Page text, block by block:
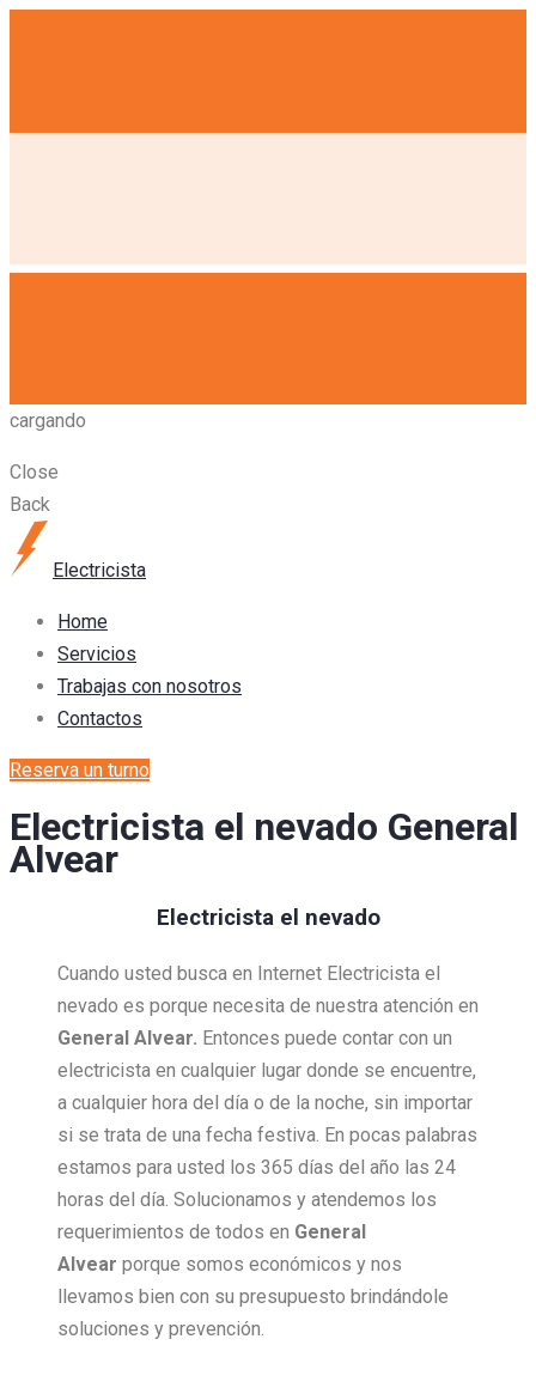
cargando
Close
Back
Electricista
Home
Servicios
Trabajas con nosotros
Contactos
Reserva un turno
Electricista el nevado General
Alvear
Electricista el nevado
Cuando usted busca en Internet Electricista el
nevado es porque necesita de nuestra atención en
General Alvear. Entonces puede contar con un
electricista en cualquier lugar donde se encuentre,
a cualquier hora del día o de la noche, sin importar
si se trata de una fecha festiva. En pocas palabras
estamos para usted los 365 días del año las 24
horas del día. Solucionamos y atendemos los
requerimientos de todos en General
Alvear porque somos económicos y nos
llevamos bien con su presupuesto brindándole
soluciones y prevención.